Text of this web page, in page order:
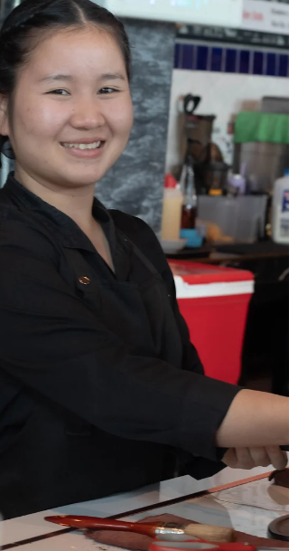
ဟင်းချက်ကျွမ်းကျင်မှု များသာမက ကိုယ်ပိုင်ရပ်တ